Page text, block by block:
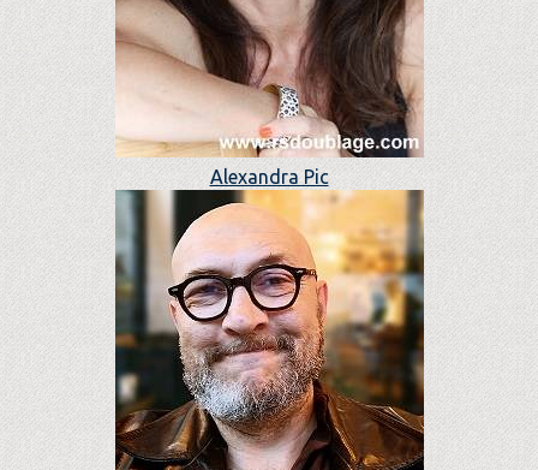
Alexandra Pic